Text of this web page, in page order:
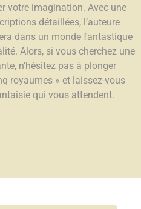
votre imagination. Avec une
détaillées, l’auteure
dans un monde fantastique
Alors, si vous cherchez une
n’hésitez pas à plonger
royaumes » et laissez-vous
qui vous attendent.